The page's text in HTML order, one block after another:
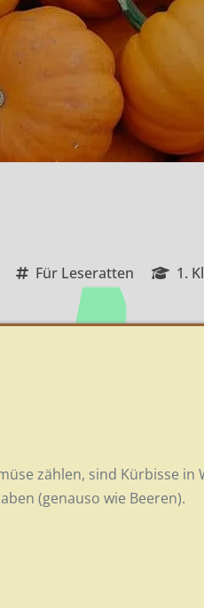
Für Leseratten 1.
zählen, sind Kürbisse in
(genauso wie Beeren).